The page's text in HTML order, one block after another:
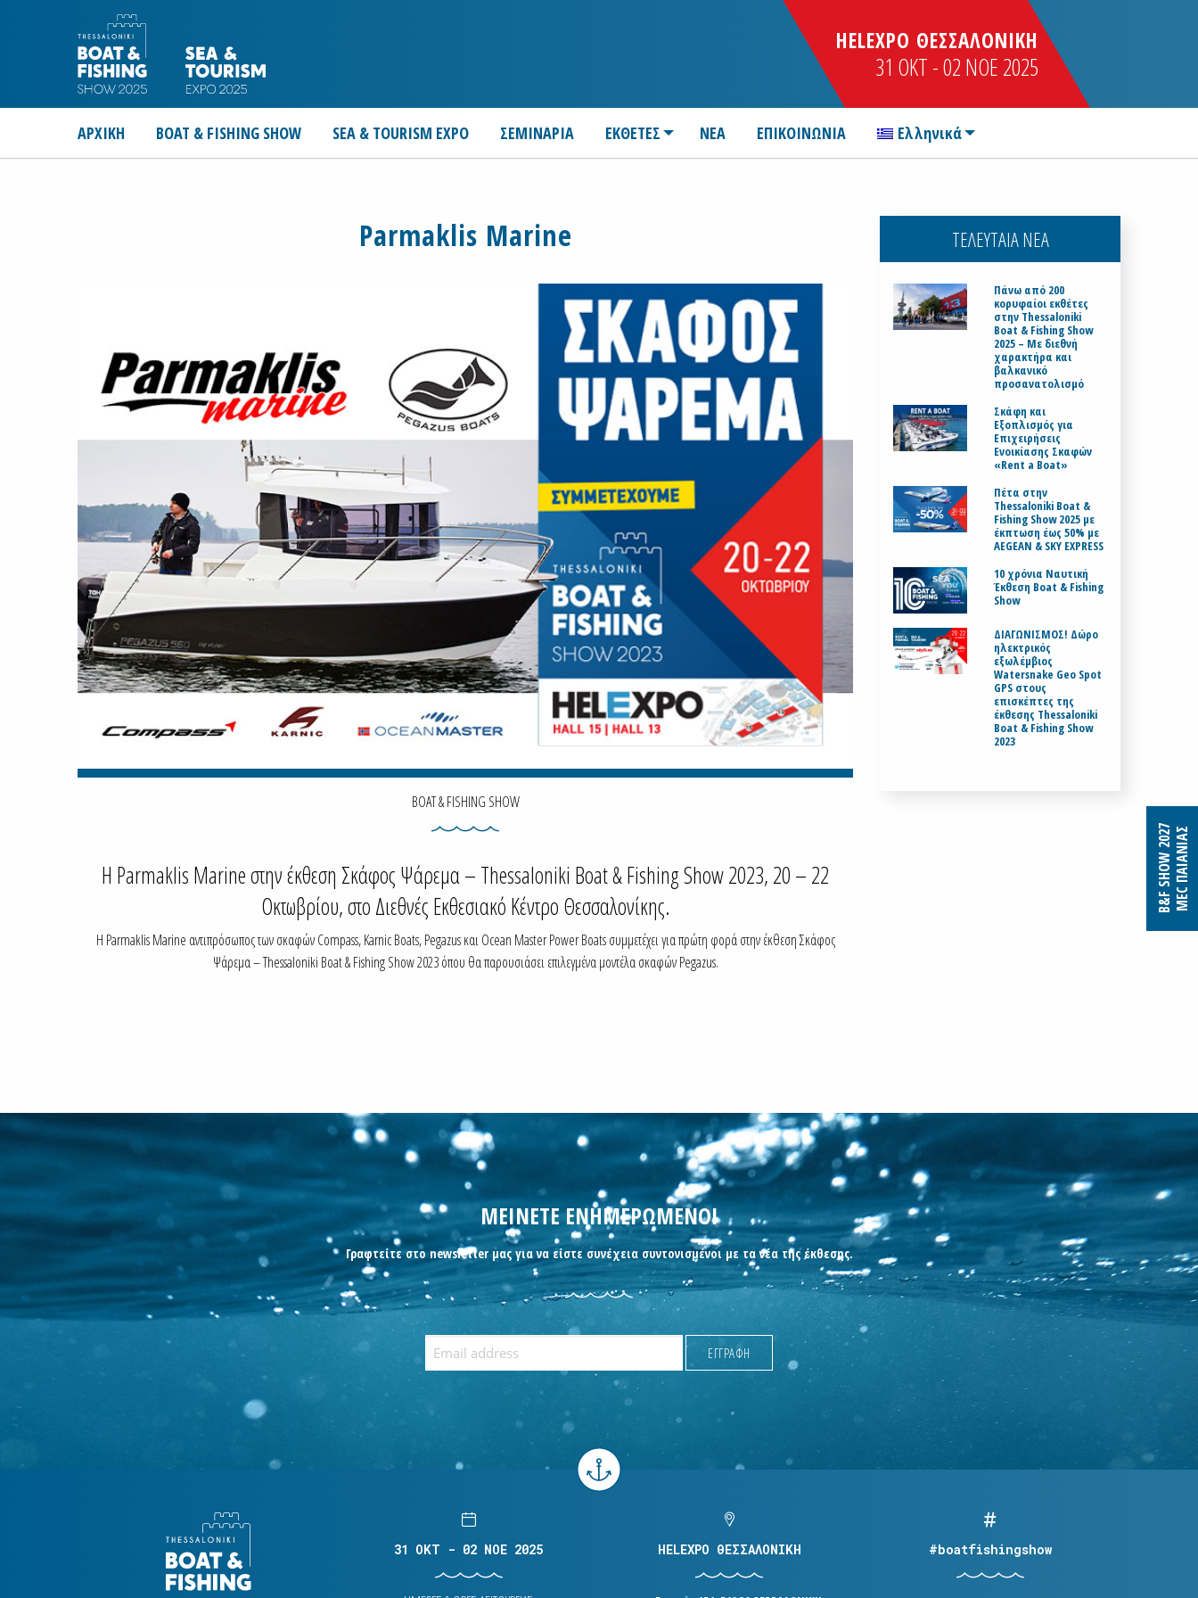
HELEXPO ΘΕΣΣΑΛΟΝΙΚΗ
31 OKT - 02 NOE 2025
ΑΡΧΙΚΗ BOAT & FISHING SHOW SEA & TOURISM EXPO ΣΕΜΙΝΑΡΙΑ ΕΚΘΕΤΕΣ ΝΕΑ ΕΠΙΚΟΙΝΩΝΙΑ Ελληνικά
Parmaklis Marine
BOAT & FISHING SHOW
Η Parmaklis Marine στην έκθεση Σκάφος Ψάρεμα – Thessaloniki Boat & Fishing Show 2023, 20 – 22
Οκτωβρίου, στο Διεθνές Εκθεσιακό Κέντρο Θεσσαλονίκης.
Η Parmaklis Marine αντιπρόσωπος των σκαφών Compass, Karnic Boats, Pegazus και Ocean Master Power Boats συμμετέχει για πρώτη φορά στην έκθεση Σκάφος
Ψάρεμα – Thessaloniki Boat & Fishing Show 2023 όπου θα παρουσιάσει επιλεγμένα μοντέλα σκαφών Pegazus.
ΤΕΛΕΥΤΑΙΑ ΝΕΑ
Πάνω από 200
κορυφαίοι εκθέτες
στην Thessaloniki
Boat & Fishing Show
2025 – Με διεθνή
χαρακτήρα και
βαλκανικό
προσανατολισμό
Σκάφη και
Εξοπλισμός για
Επιχειρήσεις
Ενοικίασης Σκαφών
«Rent a Boat»
Πέτα στην
Thessaloniki Boat &
Fishing Show 2025 με
έκπτωση έως 50% με
AEGEAN & SKY EXPRESS
10 χρόνια Ναυτική
Έκθεση Boat & Fishing
Show
ΔΙΑΓΩΝΙΣΜΟΣ! Δώρο
ηλεκτρικός
εξωλέμβιος
Watersnake Geo Spot
GPS στους
επισκέπτες της
έκθεσης Thessaloniki
Boat & Fishing Show
2023
B&F SHOW 2027MEC ΠΑΙΑΝΙΑΣ
ΜΕΙΝΕΤΕ ΕΝΗΜΕΡΩΜΕΝΟΙ
Γραφτείτε στο newsletter μας για να είστε συνέχεια συντονισμένοι με τα νέα της έκθεσης.
31 OKT - 02 NOE 2025 HELEXPO ΘΕΣΣΑΛΟΝΙΚΗ #boatfishingshow